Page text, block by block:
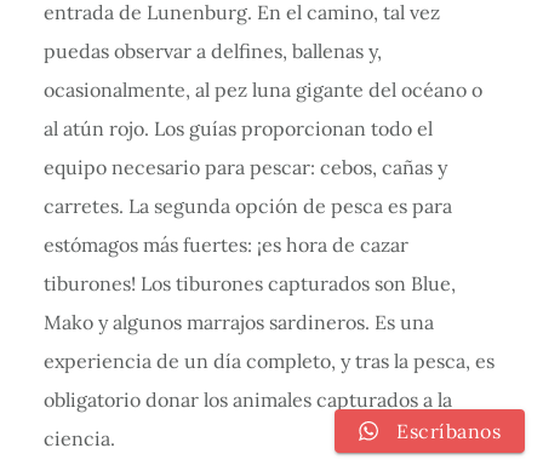
entrada de Lunenburg. En el camino, tal vez
puedas observar a delfines, ballenas y,
ocasionalmente, al pez luna gigante del océano o
al atún rojo. Los guías proporcionan todo el
equipo necesario para pescar: cebos, cañas y
carretes. La segunda opción de pesca es para
estómagos más fuertes: ¡es hora de cazar
tiburones! Los tiburones capturados son Blue,
Mako y algunos marrajos sardineros. Es una
experiencia de un día completo, y tras la pesca, es
obligatorio donar los animales capturados a la
ciencia.
Escríbanos